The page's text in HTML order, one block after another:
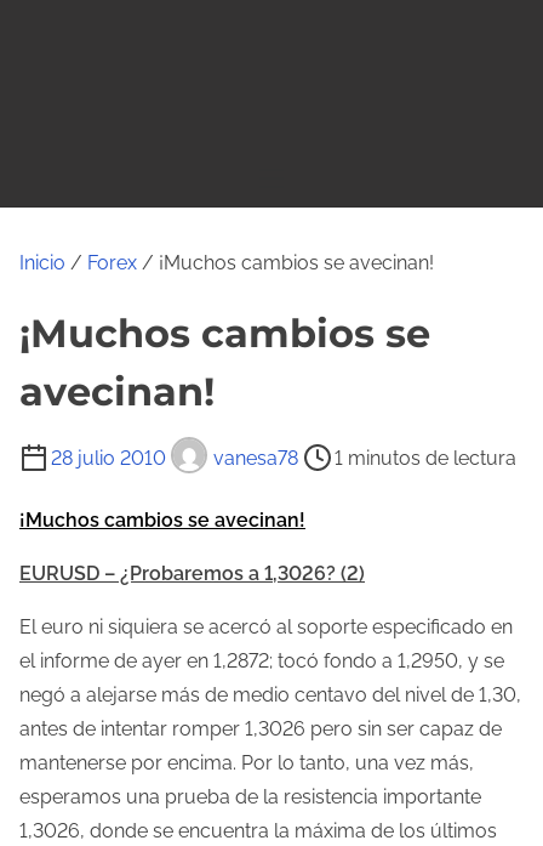
Inicio / Forex / ¡Muchos cambios se avecinan!
¡Muchos cambios se
avecinan!
28 julio 2010 vanesa78
T
e
p
o
d
e
l
e
c
t
1 minutos de lectura
¡Muchos cambios se avecinan!
EURUSD – ¿Probaremos a 1,3026? (2)
El euro ni siquiera se acercó al soporte especificado en
el informe de ayer en 1,2872; tocó fondo a 1,2950, y se
negó a alejarse más de medio centavo del nivel de 1,30,
antes de intentar romper 1,3026 pero sin ser capaz de
mantenerse por encima. Por lo tanto, una vez más,
esperamos una prueba de la resistencia importante
1,3026, donde se encuentra la máxima de los últimos